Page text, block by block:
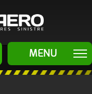
MENU
ÉLIMINATION